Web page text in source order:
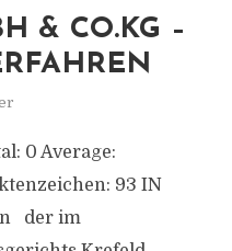
& CO.KG –
0 Average:
93 IN
der im